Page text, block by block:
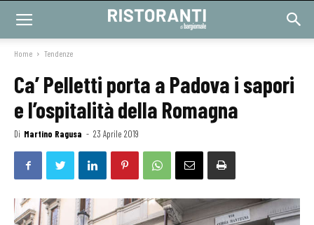
Home Tendenze
Ca’ Pelletti porta a Padova i sapori
e l’ospitalità della Romagna
Di Martino Ragusa - 23 Aprile 2019